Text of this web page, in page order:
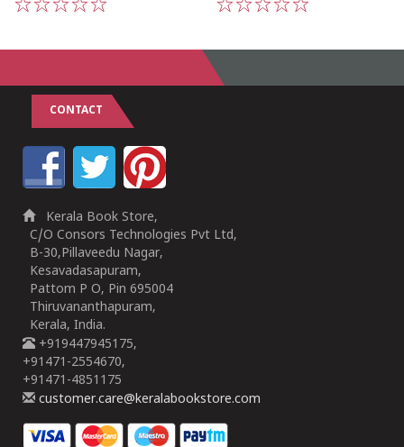
CONTACT
Kerala Book Store,
C/O Consors Technologies Pvt Ltd,
B-30,Pillaveedu Nagar,
Kesavadasapuram,
Pattom P O, Pin 695004
Thiruvananthapuram,
Kerala, India.
+919447945175,
+91471-2554670,
+91471-4851175
customer.care@keralabookstore.com